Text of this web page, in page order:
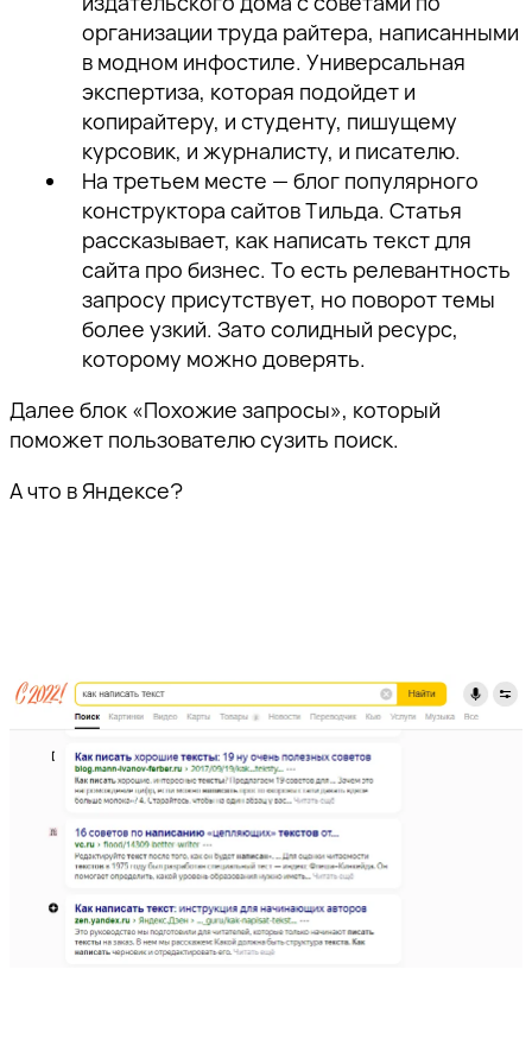
организации труда райтера, написанными
в модном инфостиле. Универсальная
экспертиза, которая подойдет и
копирайтеру, и студенту, пишущему
курсовик, и журналисту, и писателю.
На третьем месте — блог популярного
конструктора сайтов Тильда. Статья
рассказывает, как написать текст для
сайта про бизнес. То есть релевантность
запросу присутствует, но поворот темы
более узкий. Зато солидный ресурс,
которому можно доверять.
Далее блок «Похожие запросы», который
поможет пользователю сузить поиск.
А что в Яндексе?
пожалуйста, подтвердите
адрес электронной почты,
перейдя по ссылке внутри
письма.
пожалуйста, подтвердите
адрес электронной почты,
перейдя по ссылке внутри
письма.
а также приглашения на
тематические мероприятия.
пожалуйста, подтвердите
адрес электронной почты,
перейдя по ссылке внутри
письма.